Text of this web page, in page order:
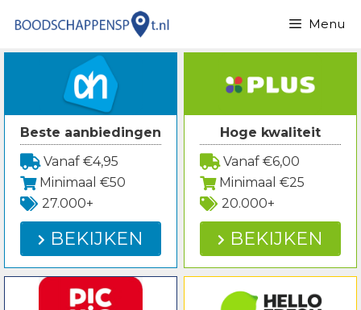
naar
Menu
Beste aanbiedingen
Vanaf €4,95
Minimaal €50
27.000+
BEKIJKEN
Hoge kwaliteit
Vanaf €6,00
Minimaal €25
20.000+
BEKIJKEN